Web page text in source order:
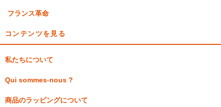
フランス革命
コンテンツを見る
私たちについて
Qui sommes-nous ?
商品のラッピングについて